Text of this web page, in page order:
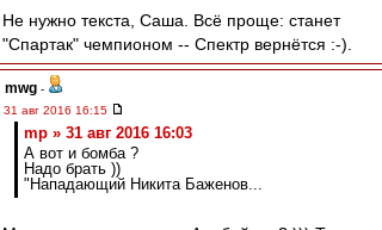
Не нужно текста, Саша. Всё проще: станет
"Спартак" чемпионом -- Спектр вернётся :-).
mwg -
31 авг 2016 16:15
mp » 31 авг 2016 16:03
А вот и бомба ?
Надо брать ))
"Нападающий Никита Баженов...